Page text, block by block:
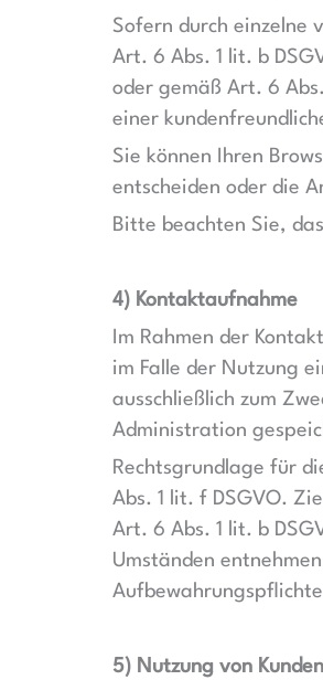
Sofern durch einzelne
Art. 6 Abs. 1 lit. b
oder gemäß Art. 6
einer
Sie können Ihren
entscheiden oder die
Bitte beachten Sie,
4) Kontaktaufnahme
Im Rahmen der
im Falle der Nutzung
ausschließlich zum
Administration
Rechtsgrundlage für
Abs. 1 lit. f DSGVO.
Art. 6 Abs. 1 lit. b
Umständen
5) Nutzung von